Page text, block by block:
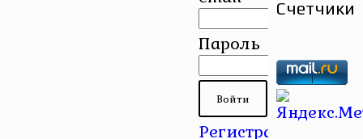
Пароль
Регистрация
Счетчики